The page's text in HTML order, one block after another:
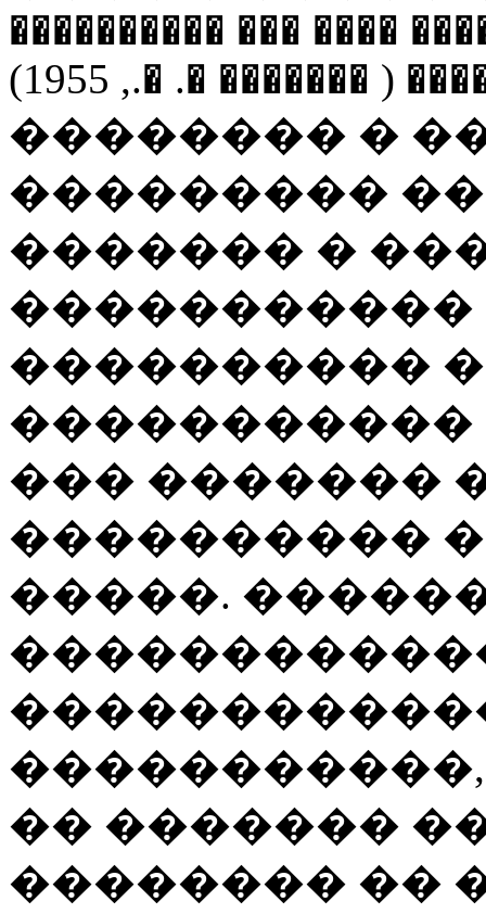
���������� ��������
���������� ������������� ����� ( ������� �. �., 1955).
�������� �
���������
������� �
�����������
����������
�����������
��� �������
����������
�����.
�� �������
�������� ��